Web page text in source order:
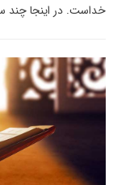
خداست. در اینجا چند